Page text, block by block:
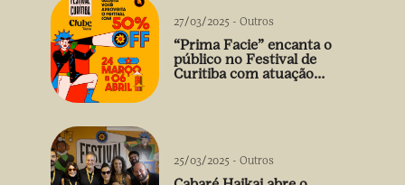
27/03/2025 - Outros
“Prima Facie” encanta o
público no Festival de
Curitiba com atuação
25/03/2025 - Outros